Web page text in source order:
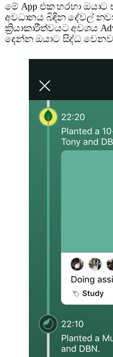
මේ App එක හරහා ඔයාට
අවධානය බිඳින දේවල්
ක්‍රියාකාරීත්වයට අවශය
දෙන්න ඔයාට සිද්ධ